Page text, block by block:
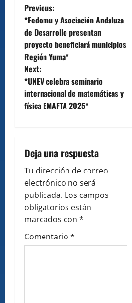
P
o
s
t
n
a
i
g
a
t
i
Previous:
*Fedomu y Asociación Andaluza
de Desarrollo presentan
proyecto beneficiará municipios
Región Yuma*
Next:
*UNEV celebra seminario
internacional de matemáticas y
física EMAFTA 2025*
Deja una respuesta
Tu dirección de correo
electrónico no será
publicada. Los campos
obligatorios están
marcados con *
Comentario *